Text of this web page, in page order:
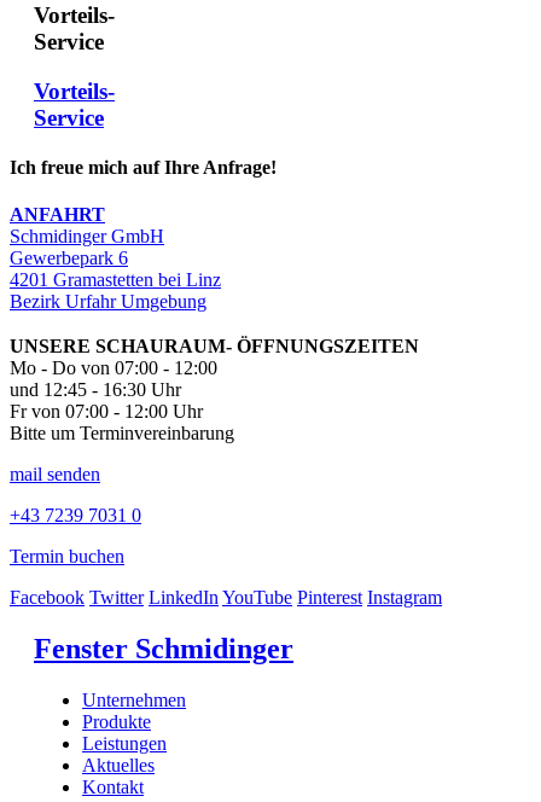
Vorteils-
Service
Vorteils-
Service
Ich freue mich auf Ihre Anfrage!
ANFAHRT
Schmidinger GmbH
Gewerbepark 6
4201 Gramastetten bei Linz
Bezirk Urfahr Umgebung
UNSERE SCHAURAUM- ÖFFNUNGSZEITEN
Mo - Do von 07:00 - 12:00
und 12:45 - 16:30 Uhr
Fr von 07:00 - 12:00 Uhr
Bitte um Terminvereinbarung
mail senden
+43 7239 7031 0
Termin buchen
Facebook Twitter LinkedInYouTube Pinterest Instagram
Fenster Schmidinger
Unternehmen
Produkte
Leistungen
Aktuelles
Kontakt